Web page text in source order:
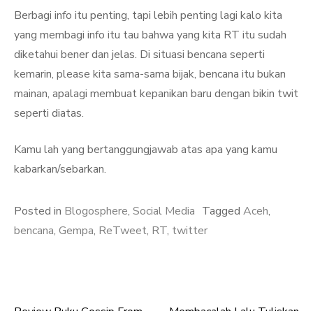
Berbagi info itu penting, tapi lebih penting lagi kalo kita
yang membagi info itu tau bahwa yang kita RT itu sudah
diketahui bener dan jelas. Di situasi bencana seperti
kemarin, please kita sama-sama bijak, bencana itu bukan
mainan, apalagi membuat kepanikan baru dengan bikin twit
seperti diatas.
Kamu lah yang bertanggungjawab atas apa yang kamu
kabarkan/sebarkan.
Posted in Blogosphere, Social Media Tagged Aceh,
bencana, Gempa, ReTweet, RT, twitter